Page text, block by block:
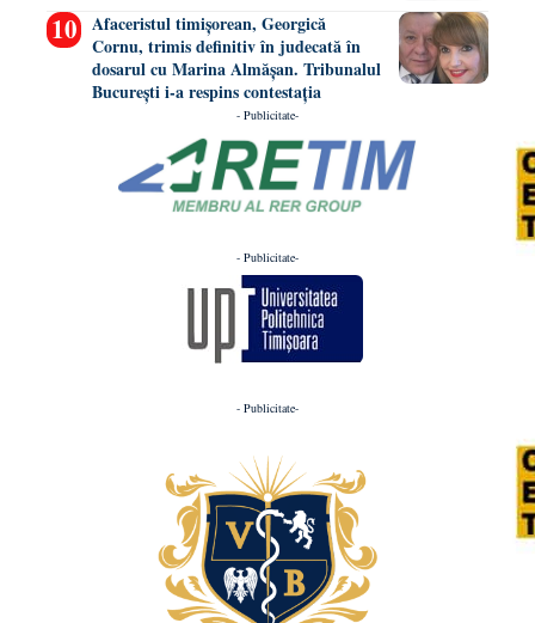
Afaceristul timișorean, Georgică
Cornu, trimis definitiv în judecată în
dosarul cu Marina Almășan. Tribunalul
București i-a respins contestația
- Publicitate-
- Publicitate-
- Publicitate-